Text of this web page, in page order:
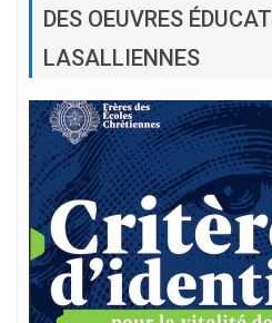
DES OEUVRES
LASALLIENNES